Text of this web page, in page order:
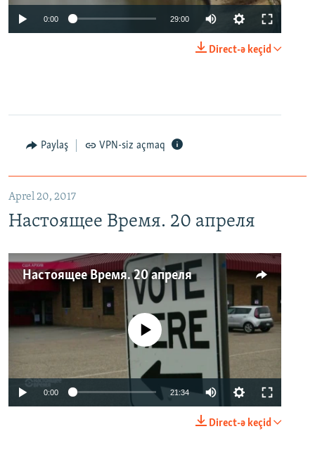
0:00 29:00
Direct-ə keçid
Paylaş VPN-siz açmaq
Aprel 20, 2017
Настоящее Время. 20 апреля
Настоящее Время. 20 апреля
No media source currently available
0:00 21:34
Direct-ə keçid